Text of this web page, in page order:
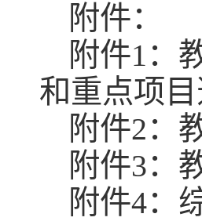
附件：
附件1：
和重点项
附件2：
附件3：
附件4：